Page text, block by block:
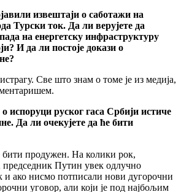
извештаји о саботажи на
Турски ток. Да ли верујете да
на енергетску инфраструктуру
И да ли постоје докази о
Све што знам о томе је из медија,
руског гаса Србији истиче
Да ли очекујете да ће бити
продужен. На колики рок,
Путин увек одлучно
и ако нисмо потписали нови дугорочни
уговор, али који је под најбољим